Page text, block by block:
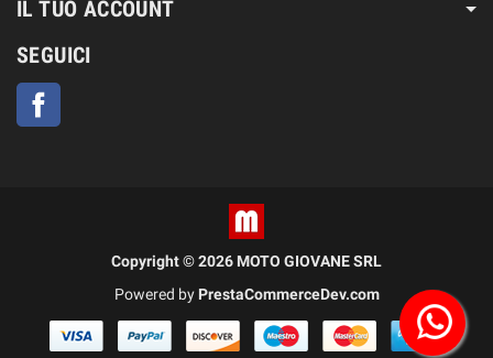
IL TUO ACCOUNT
SEGUICI
Copyright © 2026 MOTO GIOVANE SRL
Powered by PrestaCommerceDev.com